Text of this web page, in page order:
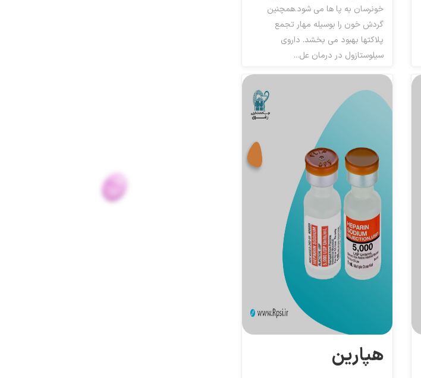
خونرسان به پا ها می شود.همچنین
گردش خون را بوسیله مهار تجمع
پلاکتها بهبود می بخشد. داروی
سیلوستازول در درمان عل...
هپارین